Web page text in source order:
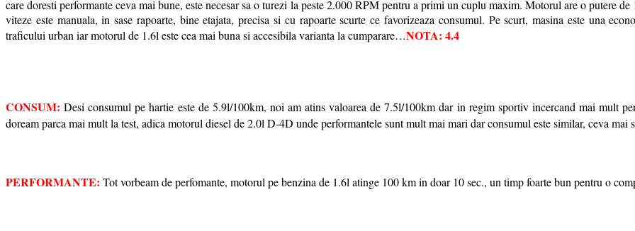
care doresti performante ceva mai bune, este necesar sa o turezi la peste 2.000 RPM pentru a primi un cuplu maxim. Motorul are o putere
viteze este manuala, in sase rapoarte, bine etajata, precisa si cu rapoarte scurte ce favorizeaza consumul. Pe scurt, masina este una
traficului urban iar motorul de 1.6l este cea mai buna si accesibila varianta la cumparare…NOTA: 4.4
CONSUM: Desi consumul pe hartie este de 5.9l/100km, noi am atins valoarea de 7.5l/100km dar in regim sportiv incercand mai mult
doream parca mai mult la test, adica motorul diesel de 2.0l D-4D unde performantele sunt mult mai mari dar consumul este similar, ceva
PERFORMANTE: Tot vorbeam de perfomante, motorul pe benzina de 1.6l atinge 100 km in doar 10 sec., un timp foarte bun pentru o